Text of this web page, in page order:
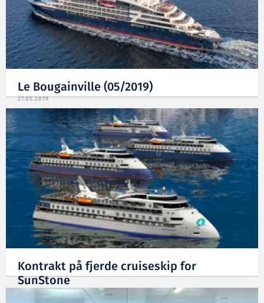
Le Bougainville (05/2019)
27.05.2019
Kontrakt på fjerde cruiseskip for
SunStone
27.02.2019